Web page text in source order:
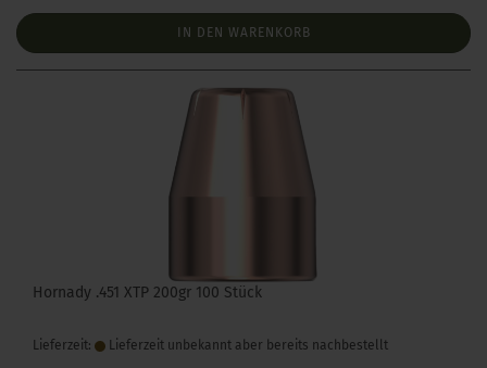
IN DEN WARENKORB
Hornady .451 XTP 200gr 100 Stück
Lieferzeit: Lieferzeit unbekannt aber bereits nachbestellt